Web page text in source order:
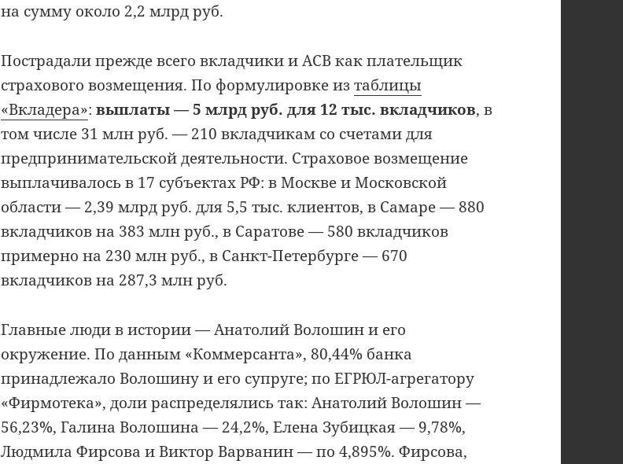
на сумму около 2,2 млрд руб.
Пострадали прежде всего вкладчики и АСВ как плательщик
страхового возмещения. По формулировке изтаблицы
«Вкладера»:выплаты — 5 млрд руб. для 12 тыс. вкладчиков, в
том числе 31 млн руб. — 210 вкладчикам со счетами для
предпринимательской деятельности. Страховое возмещение
выплачивалось в 17 субъектах РФ: в Москве и Московской
области — 2,39 млрд руб. для 5,5 тыс. клиентов, в Самаре — 880
вкладчиков на 383 млн руб., в Саратове — 580 вкладчиков
примерно на 230 млн руб., в Санкт-Петербурге — 670
вкладчиков на 287,3 млн руб.
Главные люди в истории — Анатолий Волошин и его
окружение. По данным «Коммерсанта», 80,44% банка
принадлежало Волошину и его супруге; по ЕГРЮЛ-агрегатору
«Фирмотека», доли распределялись так: Анатолий Волошин —
56,23%, Галина Волошина — 24,2%, Елена Зубицкая — 9,78%,
Людмила Фирсова и Виктор Варванин — по 4,895%. Фирсова,